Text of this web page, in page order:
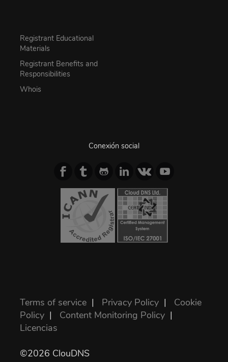
Registrant Educational
Materials
Registrant Benefits and
Responsibilities
Whois
Conexión social
Terms of service | Privacy Policy | Cookie
Policy | Content Monitoring Policy |
Licencias
©2026 ClouDNS